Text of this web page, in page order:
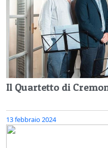
Il Quartetto di
13 febbraio 2024